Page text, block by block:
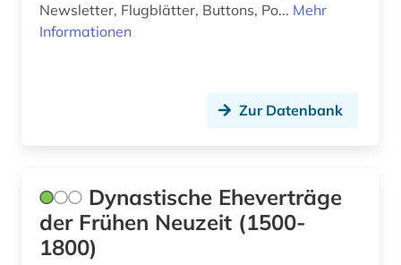
agence france-presse (1)
akdademie der künste (1)
aktiengesellschaft (1)
albanien (1)
Griechenland (4)
Irland (15)
Newsletter, Flugblätter, Buttons, Po... Mehr
Informationen
Zur Datenbank
Dynastische Eheverträge
der Frühen Neuzeit (1500-
1800)